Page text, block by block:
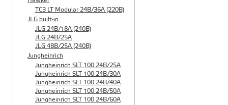
TC3 LT Modular 24В/36А (220B)
JLG built-in
JLG 24B/18A (240B)
JLG 24B/25A
JLG 48B/25A (240B)
Jungheinrich
Jungheinrich SLT 100 24B/25A
Jungheinrich SLT 100 24B/30A
Jungheinrich SLT 100 24B/40A
Jungheinrich SLT 100 24B/50A
Jungheinrich SLT 100 24B/60A